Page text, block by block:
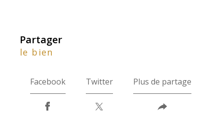
partager
le bien
Facebook Twitter Plus de partage